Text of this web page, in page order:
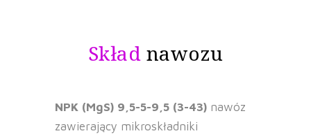
Skład nawozu
NPK (MgS) 9,5-5-9,5 (3-43) nawóz
zawierający mikroskładniki